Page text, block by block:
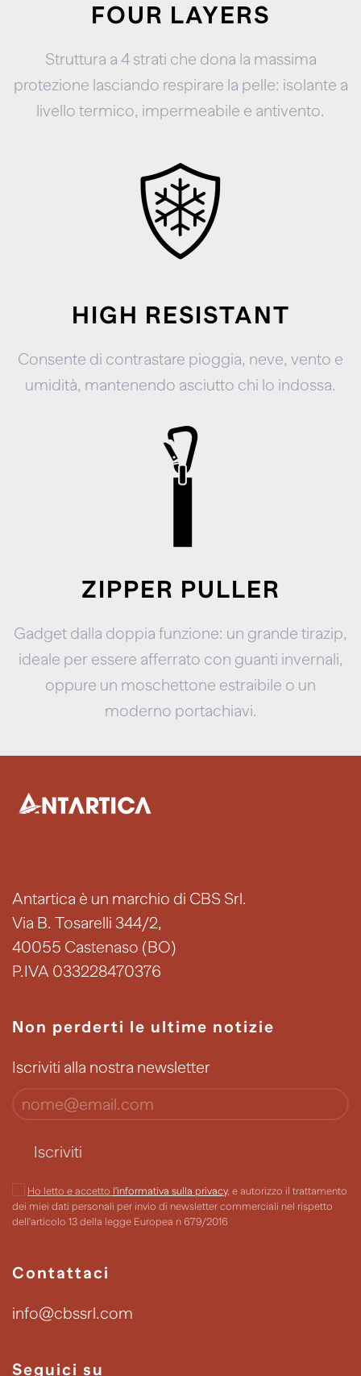
FOUR LAYERS
Struttura a 4 strati che dona la massima
protezione lasciando respirare la pelle: isolante a
livello termico, impermeabile e antivento.
HIGH RESISTANT
Consente di contrastare pioggia, neve, vento e
umidità, mantenendo asciutto chi lo indossa.
ZIPPER PULLER
Gadget dalla doppia funzione: un grande tirazip,
ideale per essere afferrato con guanti invernali,
oppure un moschettone estraibile o un
moderno portachiavi.
Antartica è un marchio di CBS Srl.
Via B. Tosarelli 344/2,
40055 Castenaso (BO)
P.IVA 033228470376
Non perderti le ultime notizie
Iscriviti alla nostra newsletter
Iscriviti
Ho letto e accetto l'informativa sulla privacy, e autorizzo il trattamento
dei miei dati personali per invio di newsletter commerciali nel rispetto
dell'articolo 13 della legge Europea n 679/2016
Contattaci
info@cbssrl.com
Seguici su